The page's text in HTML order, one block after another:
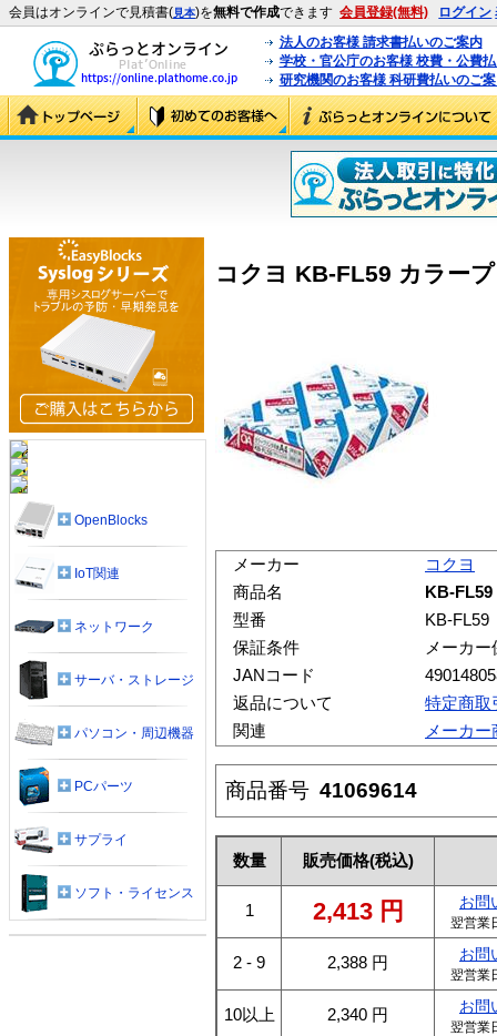
会員はオンラインで見積書(見本)を無料で作成できます 会員登録(無料) ログイン
法人のお客様 請求書払いのご案内
学校・官公庁のお客様 校費・公費
研究機関のお客様 科研費払いのご
コクヨ KB-FL59 カラー
メーカー
コクヨ
商品名
KB-
型番
KB-FL59
保証条件
メーカー
JANコード
返品について
特定商取
関連
メーカ
商品番号 41069614
数量 販売価格(税込)
1 2,413 円 お問
翌営業
2 - 9 2,388 円 お問
翌営業
10以上 2,340 円 お問
翌営業
OpenBlocks
IoT関連
ネットワーク
サーバ・ストレージ
パソコン・周辺機器
PCパーツ
サプライ
ソフト・ライセンス